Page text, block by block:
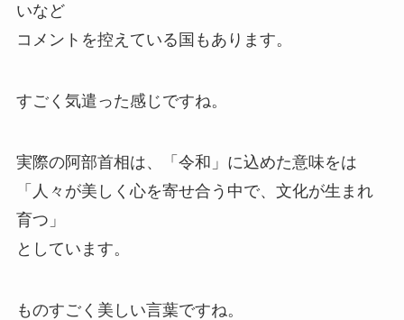
いなど
コメントを控えている国もあります。
すごく気遣った感じですね。
実際の阿部首相は、「令和」に込めた意味をは
「人々が美しく心を寄せ合う中で、文化が生まれ
育つ」
としています。
ものすごく美しい言葉ですね。